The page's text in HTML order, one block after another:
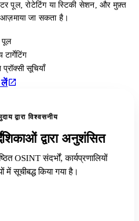
पूल, रोटेटिंग या स्टिकी सेशन, और मुफ़्त
आज़माया जा सकता है।
पूल
सूचियाँ
लें
द्वारा विश्वसनीय
द्वारा अनुशंसित
OSINT संदर्भों, कार्यप्रणालियों
में सूचीबद्ध किया गया है।